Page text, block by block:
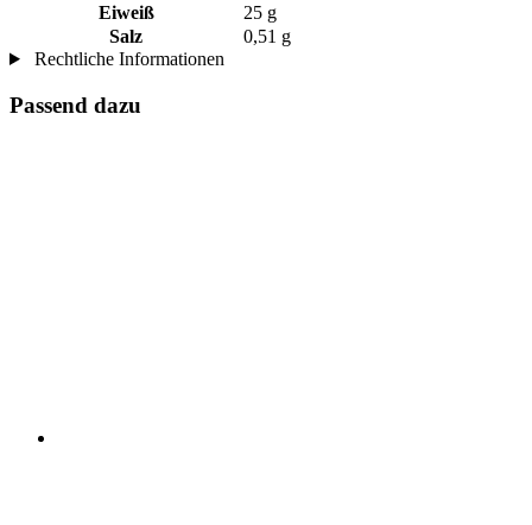
Eiweiß
25 g
Salz
0,51 g
Rechtliche Informationen
Passend dazu